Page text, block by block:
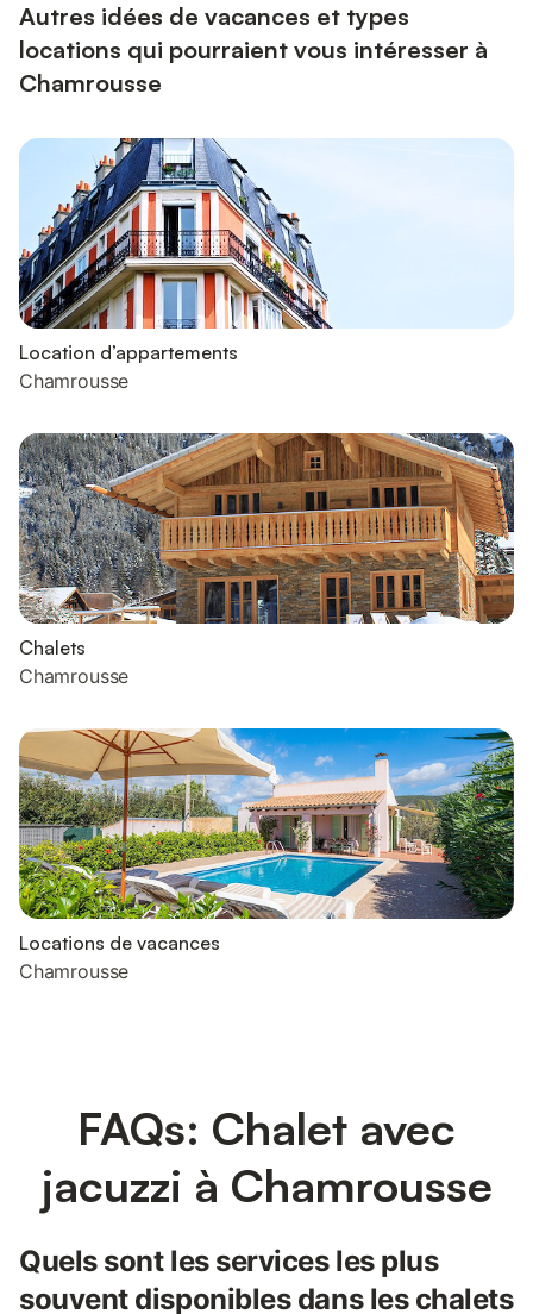
Autres idées de vacances et types
locations qui pourraient vous intéresser à
Chamrousse
Location d’appartements
Chamrousse
Chalets
Chamrousse
Locations de vacances
Chamrousse
FAQs: Chalet avec
jacuzzi à Chamrousse
Quels sont les services les plus
souvent disponibles dans les chalets